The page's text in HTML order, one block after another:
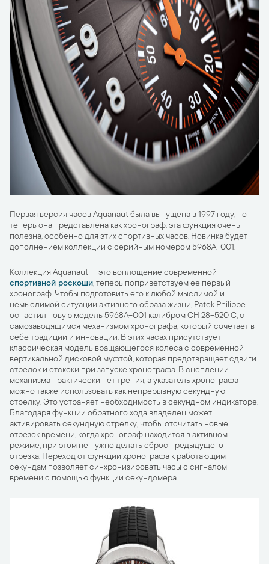
Первая версия часов Aquanaut была выпущена в 1997 году, но
теперь она представлена как хронограф; эта функция очень
полезна, особенно для этих спортивных часов. Новинка будет
дополнением коллекции с серийным номером 5968A-001.
Коллекция Aquanaut — это воплощение современной
спортивной роскоши, теперь поприветствуем ее первый
хронограф. Чтобы подготовить его к любой мыслимой и
немыслимой ситуации активного образа жизни, Patek Philippe
оснастил новую модель 5968A-001 калибром CH 28-520 C, с
самозаводящимся механизмом хронографа, который сочетает в
себе традиции и инновации. В этих часах присутствует
классическая модель вращающегося колеса с современной
вертикальной дисковой муфтой, которая предотвращает сдвиги
стрелок и отскоки при запуске хронографа. В сцеплении
механизма практически нет трения, а указатель хронографа
можно также использовать как непрерывную секундную
стрелку. Это устраняет необходимость в секундном индикаторе.
Благодаря функции обратного хода владелец может
активировать секундную стрелку, чтобы отсчитать новые
отрезок времени, когда хронограф находится в активном
режиме, при этом не нужно делать сброс предыдущего
отрезка. Переход от функции хронографа к работающим
секундам позволяет синхронизировать часы с сигналом
времени с помощью функции секундомера.